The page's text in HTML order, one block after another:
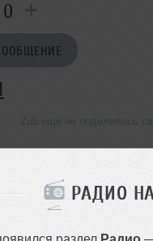
РАДИО НА
раздел Радио
0